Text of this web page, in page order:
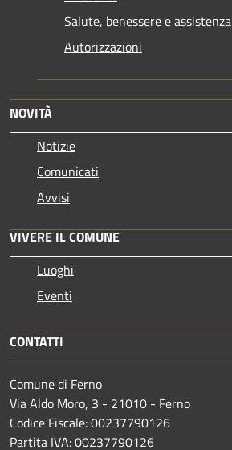
Salute, benessere e assistenza
Autorizzazioni
NOVITÀ
Notizie
Comunicati
Avvisi
VIVERE IL COMUNE
Luoghi
Eventi
CONTATTI
Comune di Ferno
Via Aldo Moro, 3 - 21010 - Ferno
Codice Fiscale: 00237790126
Partita IVA: 00237790126